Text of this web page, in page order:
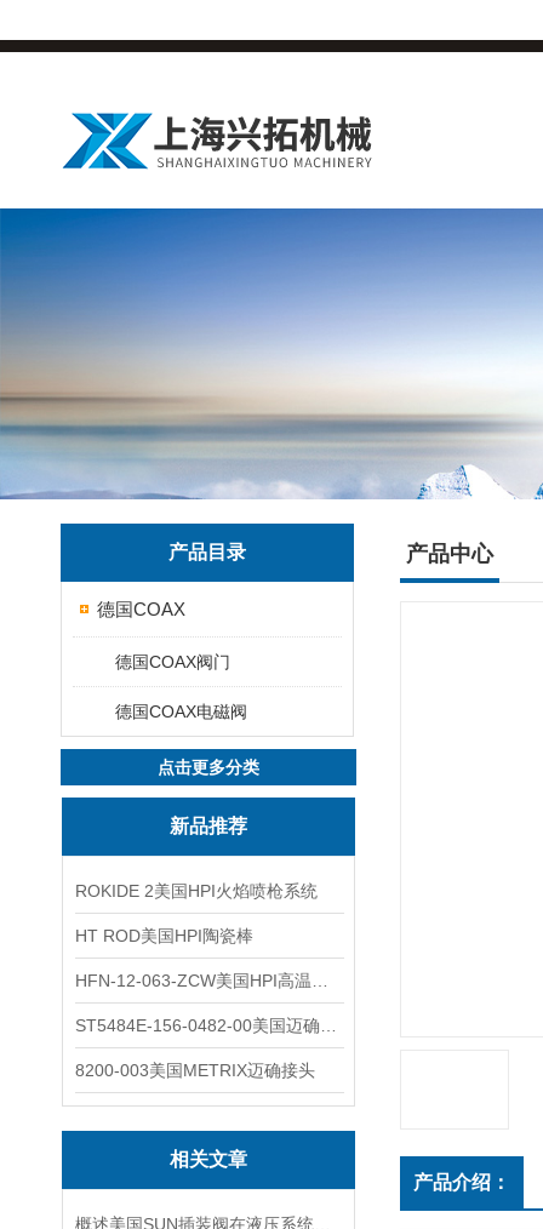
产品目录
德国COAX
德国COAX阀门
德国COAX电磁阀
点击更多分类
新品推荐
ROKIDE 2美国HPI火焰喷枪系统
HT ROD美国HPI陶瓷棒
8200-003美国METRIX迈确接头
相关文章
产品中心
产品介绍：